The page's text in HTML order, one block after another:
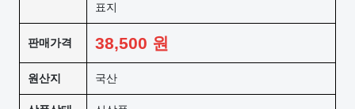
표지
판매가격 38,500 원
원산지 국산